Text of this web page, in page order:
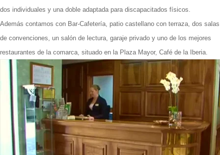
dos individuales y una doble adaptada para discapacitados físicos.
Además contamos con Bar-Cafetería, patio castellano con terraza, dos salas
de convenciones, un salón de lectura, garaje privado y uno de los mejores
restaurantes de la comarca, situado en la Plaza Mayor, Café de la Iberia.